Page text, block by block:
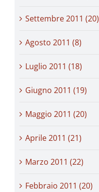
Settembre 2011 (20)
Agosto 2011 (8)
Luglio 2011 (18)
Giugno 2011 (19)
Maggio 2011 (20)
Aprile 2011 (21)
Marzo 2011 (22)
Febbraio 2011 (20)